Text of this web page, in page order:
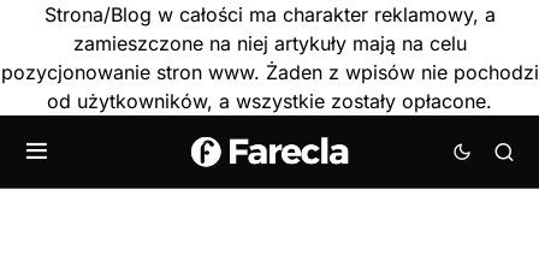
Strona/Blog w całości ma charakter reklamowy, a
zamieszczone na niej artykuły mają na celu
pozycjonowanie stron www. Żaden z wpisów nie pochodzi
od użytkowników, a wszystkie zostały opłacone.